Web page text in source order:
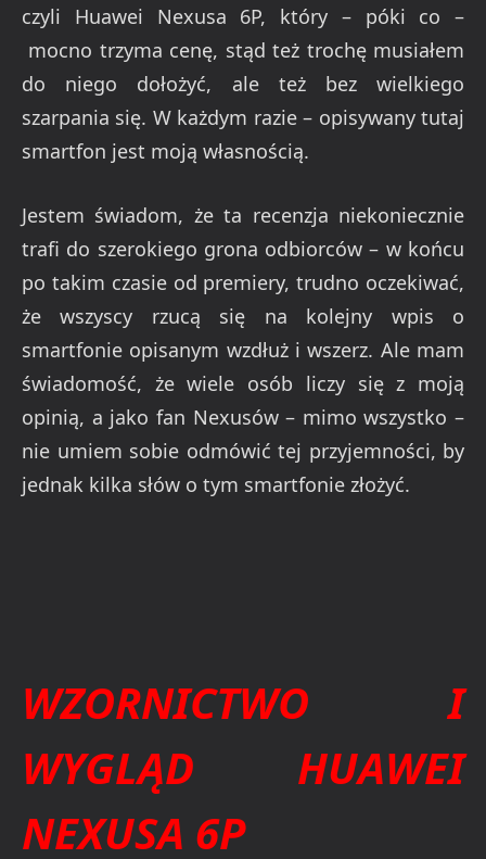
czyli Huawei Nexusa 6P, który – póki co –
mocno trzyma cenę, stąd też trochę musiałem
do niego dołożyć, ale też bez wielkiego
szarpania się. W każdym razie – opisywany tutaj
smartfon jest moją własnością.
Jestem świadom, że ta recenzja niekoniecznie
trafi do szerokiego grona odbiorców – w końcu
po takim czasie od premiery, trudno oczekiwać,
że wszyscy rzucą się na kolejny wpis o
smartfonie opisanym wzdłuż i wszerz. Ale mam
świadomość, że wiele osób liczy się z moją
opinią, a jako fan Nexusów – mimo wszystko –
nie umiem sobie odmówić tej przyjemności, by
jednak kilka słów o tym smartfonie złożyć.
WZORNICTWO I
WYGLĄD HUAWEI
NEXUSA 6P